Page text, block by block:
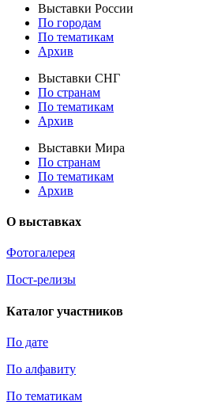
Выставки России
По городам
По тематикам
Архив
Выставки СНГ
По странам
По тематикам
Архив
Выставки Мира
По странам
По тематикам
Архив
О выставках
Фотогалерея
Пост-релизы
Каталог участников
По дате
По алфавиту
По тематикам